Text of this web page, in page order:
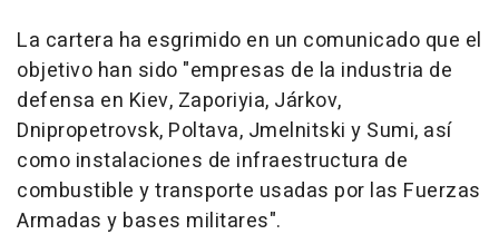
La cartera ha esgrimido en un comunicado que el
objetivo han sido "empresas de la industria de
defensa en Kiev, Zaporiyia, Járkov,
Dnipropetrovsk, Poltava, Jmelnitski y Sumi, así
como instalaciones de infraestructura de
combustible y transporte usadas por las Fuerzas
Armadas y bases militares".